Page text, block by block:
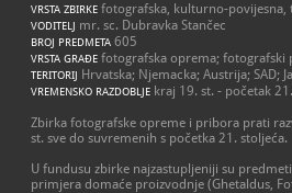
VRSTA ZBIRKE fotografska, kulturno-povijesna,
VODITELJ mr. sc. Dubravka Stančec
BROJ PREDMETA 605
VRSTA GRAĐE fotografska oprema; fotografski
TERITORIJ Hrvatska; Njemacka; Austrija; SAD;
VREMENSKO RAZDOBLJE kraj 19. st. - početak
Zbirka fotografske opreme i pribora prati
st. sve do suvremenih s početka 21. stoljeća.
U fundusu zbirke najzastupljeniji su
primjera domaće proizvodnje (Ghetaldus,